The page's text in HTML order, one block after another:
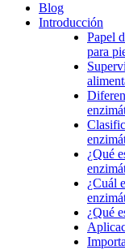
Blog
Introducción
Papel
para
¿Qué
¿Cuál
¿Qué